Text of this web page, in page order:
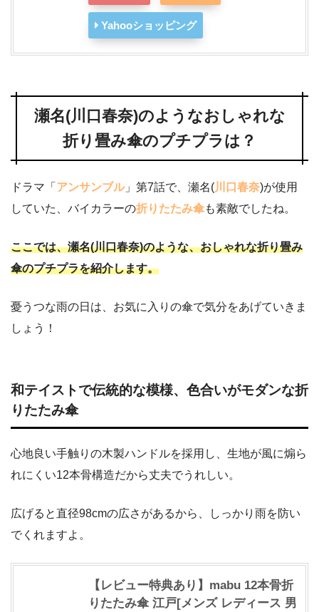
Yahooショッピング
瀬名(川口春奈)のようなおしゃれな
折り畳み傘のプチプラは？
ドラマ「 アンサンブル」第7話で、瀬名(川口春奈)が使用
していた、バイカラーの折りたたみ傘も素敵でしたね。
ここでは、瀬名(川口春奈)のような、おしゃれな折り畳み
傘のプチプラを紹介します。
憂うつな雨の日は、お気に入りの傘で気分をあげていきま
しょう！
和テイストで伝統的な模様、色合いがモダンな折
りたたみ傘
心地良い手触りの木製ハンドルを採用し、生地が風に煽ら
れにくい12本骨構造だから丈夫でうれしい。
広げると直径98cmの広さがあるから、しっかり雨を防い
でくれますよ。
【レビュー特典あり】mabu 12本骨折
りたたみ傘 江戸[メンズ レディース 男